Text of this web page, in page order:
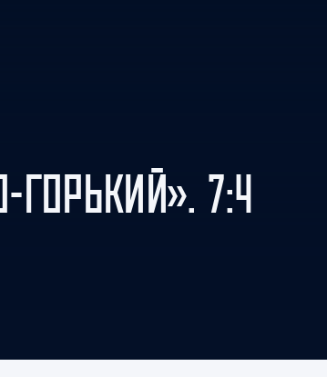
ГОРЬКИЙ». 7:4